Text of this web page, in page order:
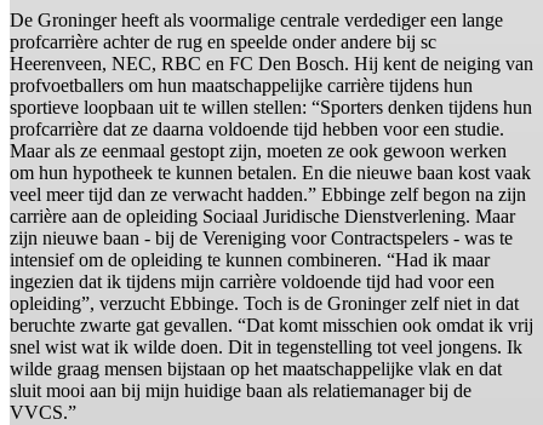
De Groninger heeft als voormalige centrale verdediger een lange
profcarrière achter de rug en speelde onder andere bij sc
Heerenveen, NEC, RBC en FC Den Bosch. Hij kent de neiging van
profvoetballers om hun maatschappelijke carrière tijdens hun
sportieve loopbaan uit te willen stellen: “Sporters denken tijdens hun
profcarrière dat ze daarna voldoende tijd hebben voor een studie.
Maar als ze eenmaal gestopt zijn, moeten ze ook gewoon werken
om hun hypotheek te kunnen betalen. En die nieuwe baan kost vaak
veel meer tijd dan ze verwacht hadden.” Ebbinge zelf begon na zijn
carrière aan de opleiding Sociaal Juridische Dienstverlening. Maar
zijn nieuwe baan - bij de Vereniging voor Contractspelers - was te
intensief om de opleiding te kunnen combineren. “Had ik maar
ingezien dat ik tijdens mijn carrière voldoende tijd had voor een
opleiding”, verzucht Ebbinge. Toch is de Groninger zelf niet in dat
beruchte zwarte gat gevallen. “Dat komt misschien ook omdat ik vrij
snel wist wat ik wilde doen. Dit in tegenstelling tot veel jongens. Ik
wilde graag mensen bijstaan op het maatschappelijke vlak en dat
sluit mooi aan bij mijn huidige baan als relatiemanager bij de
VVCS.”